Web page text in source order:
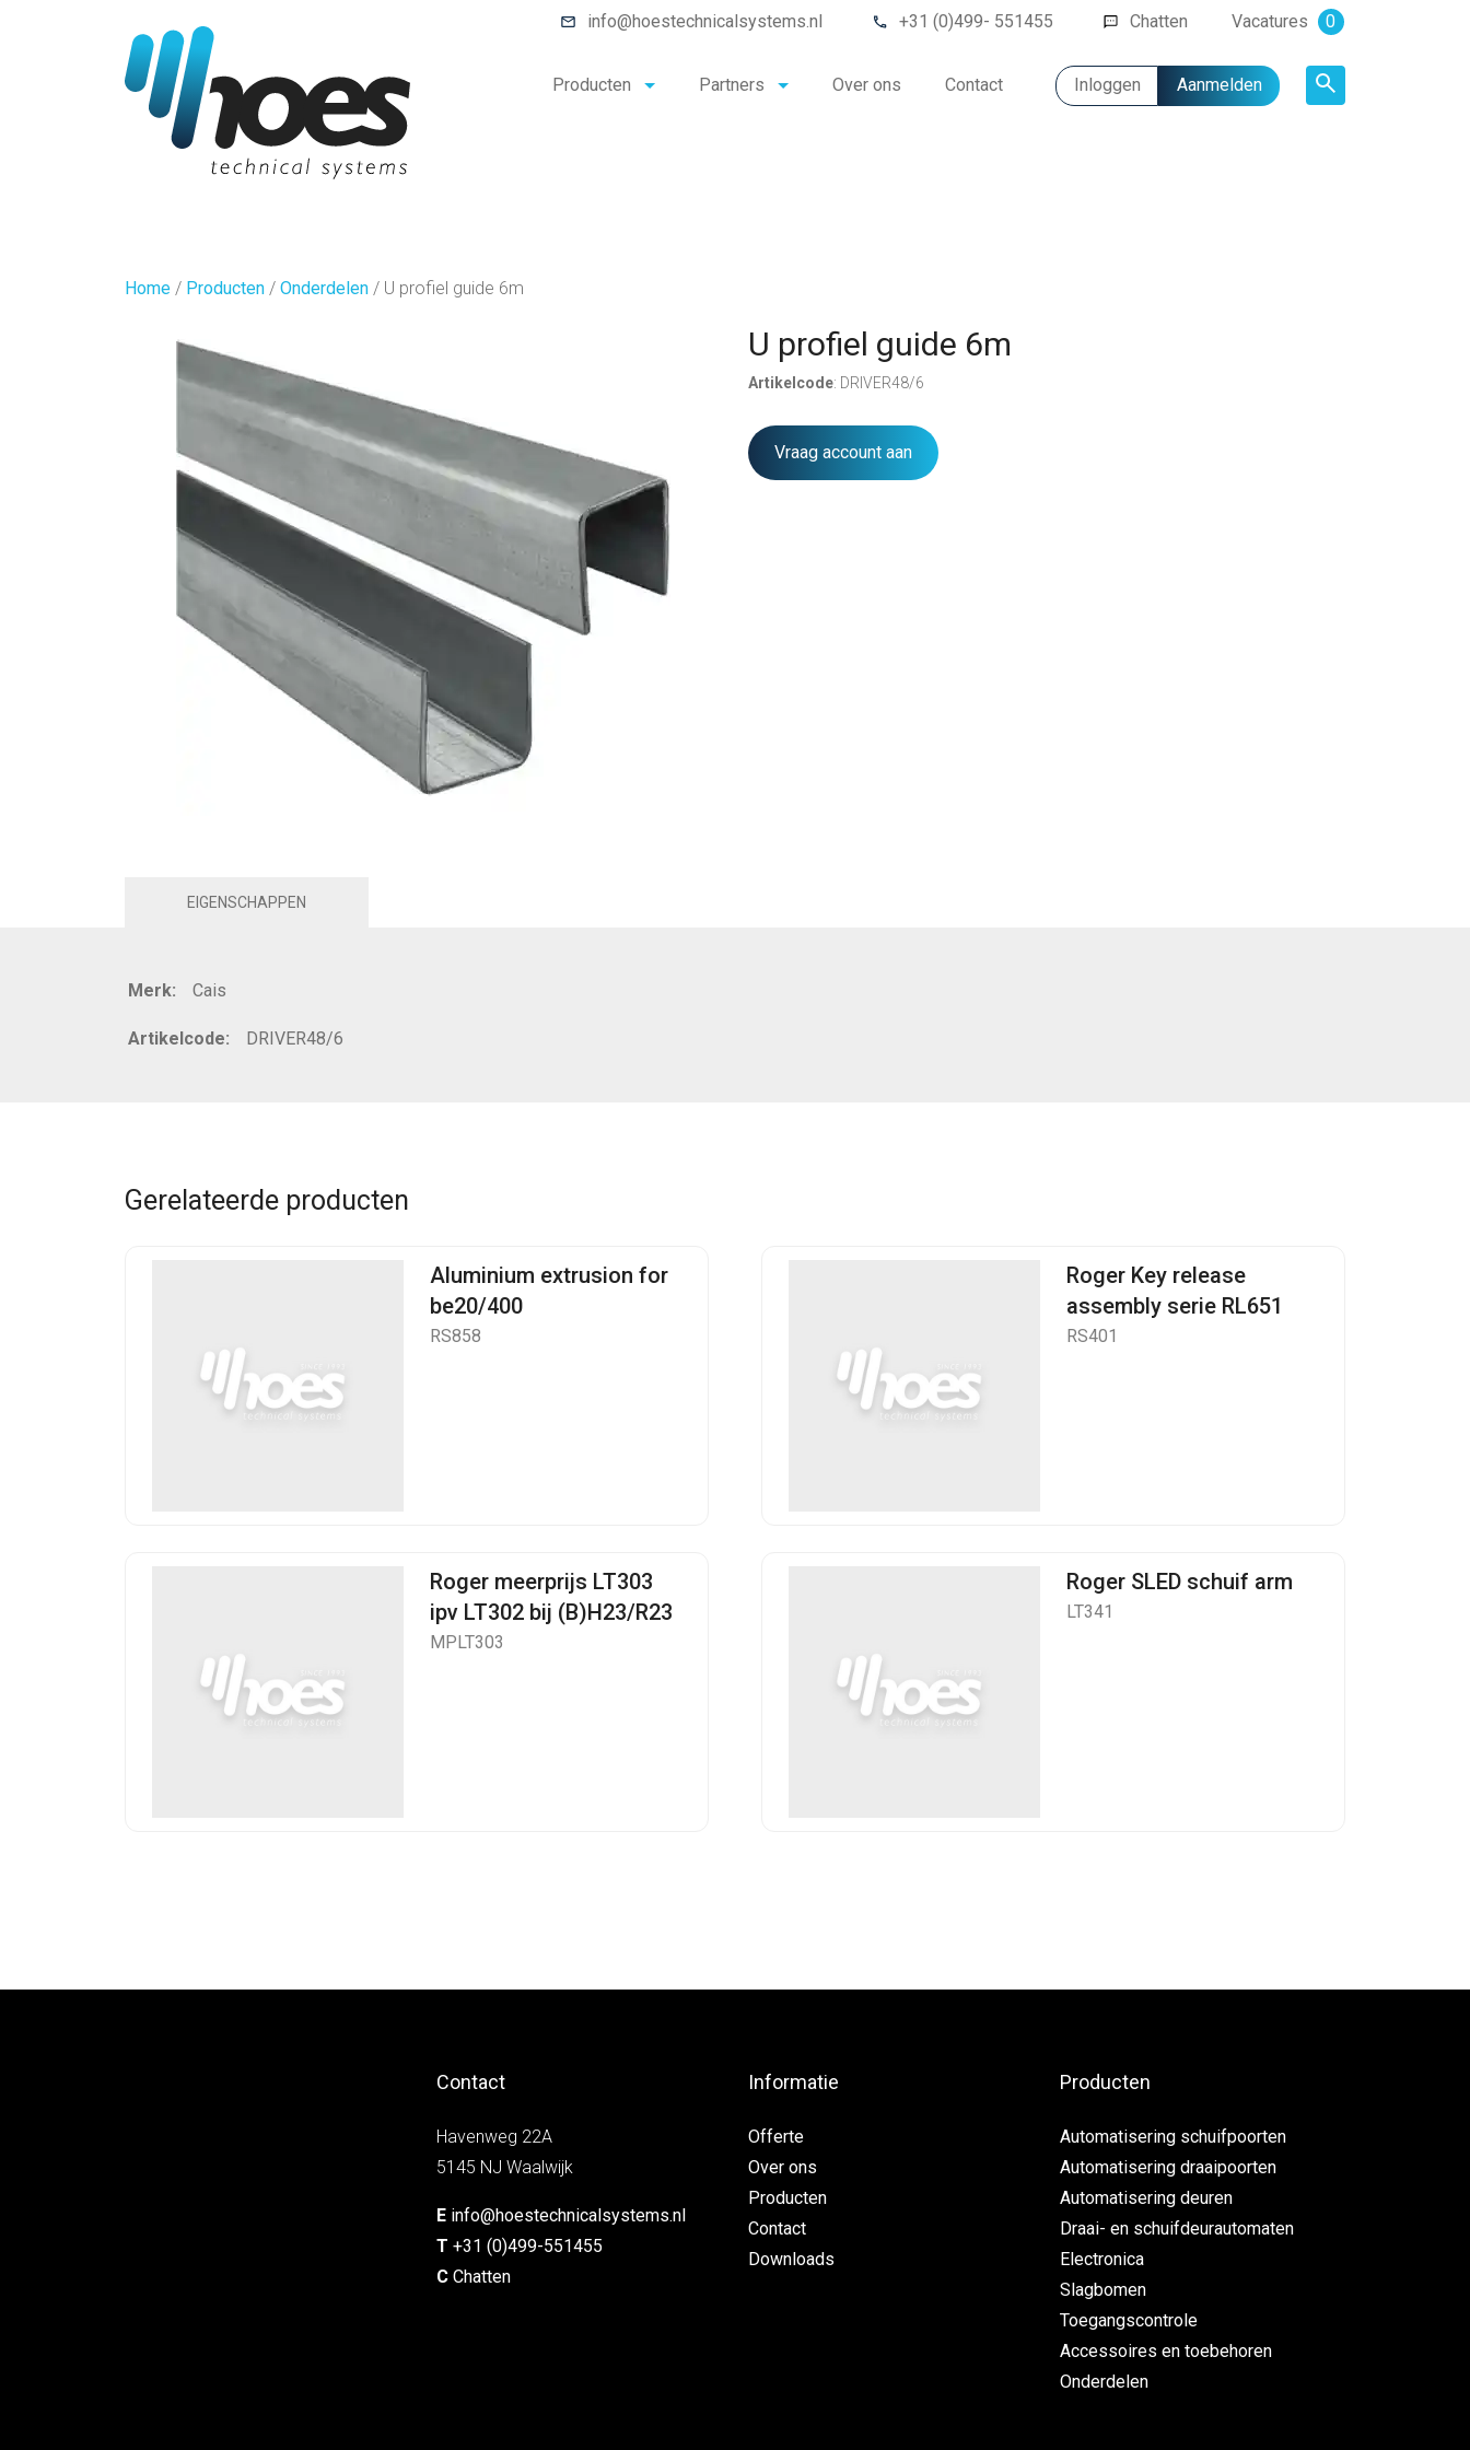
info@hoestechnicalsystems.nl +31 (0)499- 551455 Chatten Vacatures 0
Producten Partners Over ons Contact Inloggen Aanmelden
Home / Producten / Onderdelen / U profiel guide 6m
U profiel guide 6m
Artikelcode: DRIVER48/6
Vraag account aan
EIGENSCHAPPEN
Merk: Cais
Artikelcode: DRIVER48/6
Gerelateerde producten
Aluminium extrusion for
be20/400
RS858
Roger Key release
assembly serie RL651
RS401
Roger meerprijs LT303
ipv LT302 bij (B)H23/R23
MPLT303
Roger SLED schuif arm
LT341
Contact
Havenweg 22A
5145 NJ Waalwijk
E info@hoestechnicalsystems.nl
T +31 (0)499-551455
C Chatten
Informatie
Offerte
Over ons
Producten
Contact
Downloads
Producten
Automatisering schuifpoorten
Automatisering draaipoorten
Automatisering deuren
Draai- en schuifdeurautomaten
Electronica
Slagbomen
Toegangscontrole
Accessoires en toebehoren
Onderdelen